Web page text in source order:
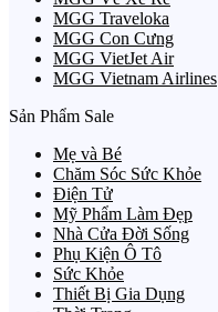
MGG Traveloka
MGG Con Cưng
MGG VietJet Air
MGG Vietnam Airlines
Sản Phẩm Sale
Mẹ và Bé
Chăm Sóc Sức Khỏe
Điện Tử
Mỹ Phẩm Làm Đẹp
Nhà Cửa Đời Sống
Phụ Kiện Ô Tô
Sức Khỏe
Thiết Bị Gia Dụng